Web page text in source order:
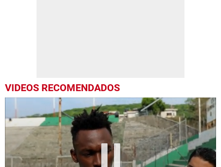
VIDEOS RECOMENDADOS